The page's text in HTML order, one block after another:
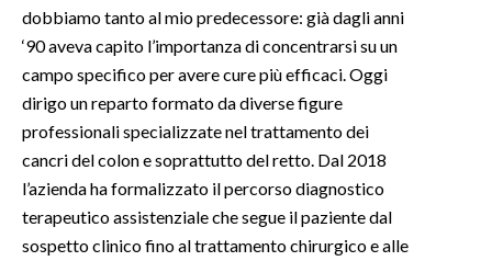
dobbiamo tanto al mio predecessore: già dagli anni
‘90 aveva capito l’importanza di concentrarsi su un
campo specifico per avere cure più efficaci. Oggi
dirigo un reparto formato da diverse figure
professionali specializzate nel trattamento dei
cancri del colon e soprattutto del retto. Dal 2018
l’azienda ha formalizzato il percorso diagnostico
terapeutico assistenziale che segue il paziente dal
sospetto clinico fino al trattamento chirurgico e alle